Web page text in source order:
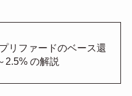
リファードのベース還
2.5% の解説